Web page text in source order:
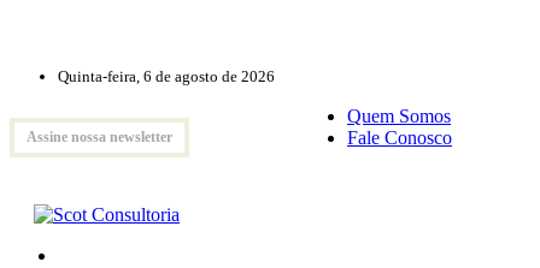
Quinta-feira, 6 de agosto de 2026
Assine nossa newsletter
Quem Somos
Fale Conosco